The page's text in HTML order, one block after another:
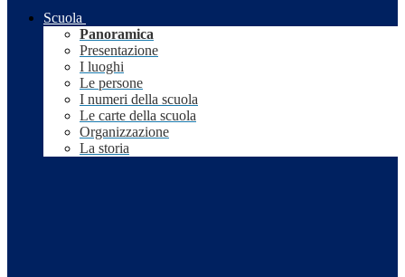
Scuola
Panoramica
Presentazione
I luoghi
Le persone
I numeri della scuola
Le carte della scuola
Organizzazione
La storia